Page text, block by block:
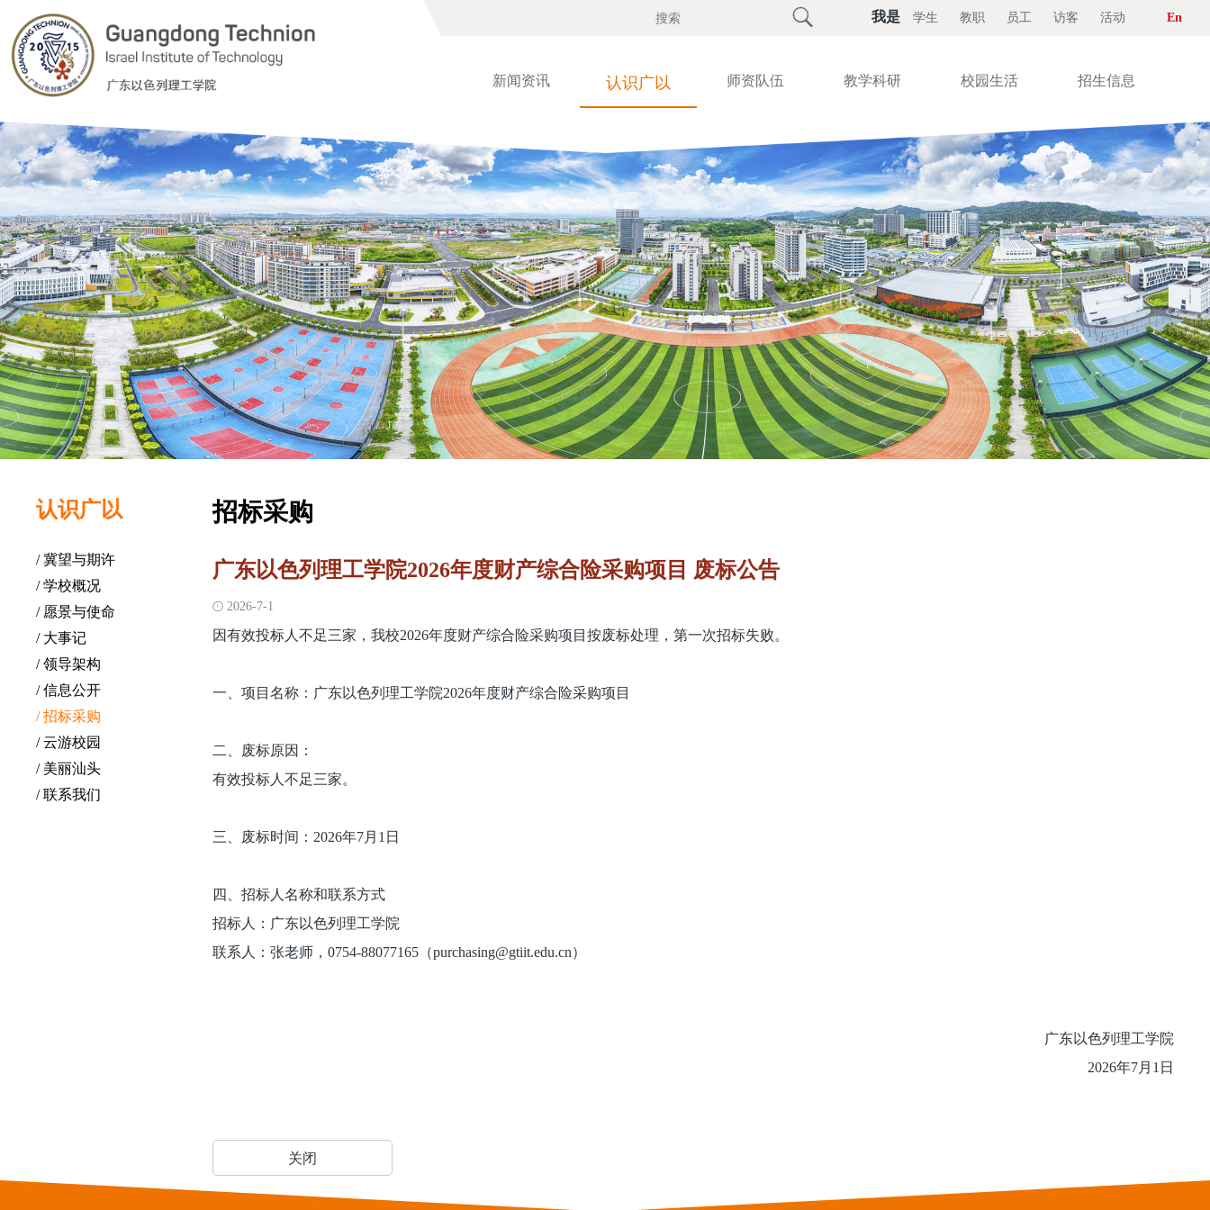
我是 学生 教职 员工 访客 活动 En

新闻资讯 认识广以 师资队伍 教学科研 校园生活 招生信息
认识广以
/ 冀望与期许
/ 学校概况
/ 愿景与使命
/ 大事记
/ 领导架构
/ 信息公开
/ 招标采购
/ 云游校园
/ 美丽汕头
/ 联系我们
招标采购
广东以色列理工学院2026年度财产综合险采购项目 废标公告
2026-7-1
因有效投标人不足三家，我校2026年度财产综合险采购项目按废标处理，第一次招标失败。
一、项目名称：广东以色列理工学院2026年度财产综合险采购项目
二、废标原因：
有效投标人不足三家。
三、废标时间：2026年7月1日
四、招标人名称和联系方式
招标人：广东以色列理工学院
联系人：张老师，0754-88077165（purchasing@gtiit.edu.cn）
广东以色列理工学院
2026年7月1日
关闭